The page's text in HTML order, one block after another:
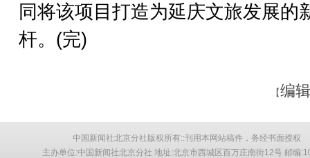
同将该项目打造为延庆文旅发展的
杆。(完)
【编
中国新闻社北京分社版权所有::刊用本网站稿件，务经书面授权
主办单位:中国新闻社北京分社 地址:北京市西城区百万庄南街12号 邮编